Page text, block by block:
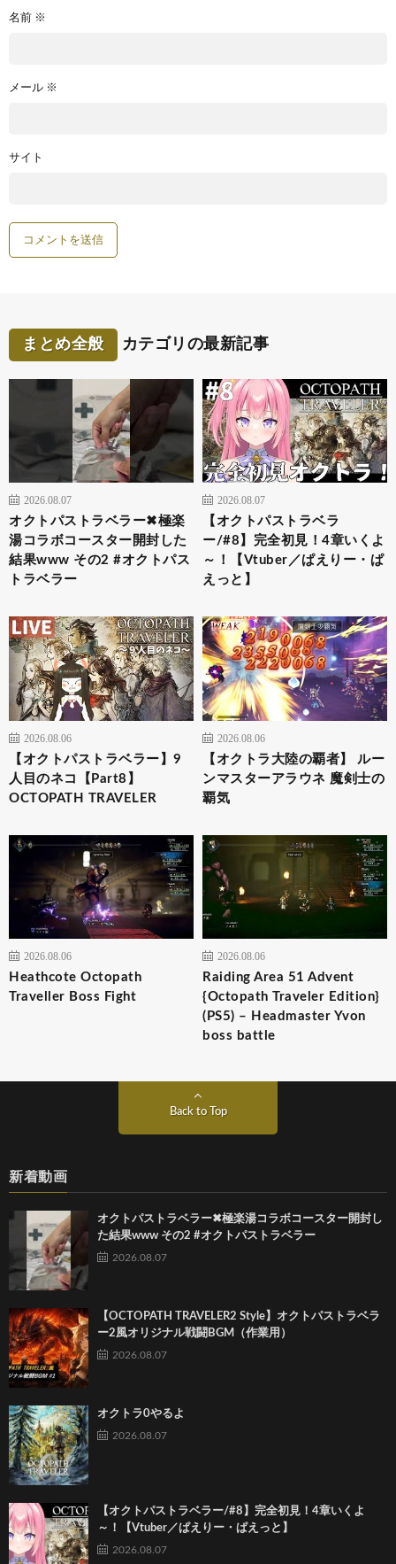
名前 ※
メール ※
サイト
まとめ全般 カテゴリの最新記事
2026.08.07
オクトパストラベラー✖︎極楽
湯コラボコースター開封した
結果www その2 #オクトパス
トラベラー
2026.08.07
【オクトパストラベラ
ー/#8】完全初見！4章いくよ
～！【Vtuber／ぱえりー・ぱ
えっと】
2026.08.06
【オクトパストラベラー】9
人目のネコ【Part8】
OCTOPATH TRAVELER
2026.08.06
【オクトラ大陸の覇者】 ルー
ンマスターアラウネ 魔剣士の
覇気
2026.08.06
Heathcote Octopath
Traveller Boss Fight
2026.08.06
Raiding Area 51 Advent
{Octopath Traveler Edition}
(PS5) – Headmaster Yvon
boss battle
Back to Top
新着動画
オクトパストラベラー✖︎極楽湯コラボコースター開封し
た結果www その2 #オクトパストラベラー
2026.08.07
【OCTOPATH TRAVELER2 Style】オクトパストラベラ
ー2風オリジナル戦闘BGM（作業用）
2026.08.07
オクトラ0やるよ
2026.08.07
【オクトパストラベラー/#8】完全初見！4章いくよ
～！【Vtuber／ぱえりー・ぱえっと】
2026.08.07